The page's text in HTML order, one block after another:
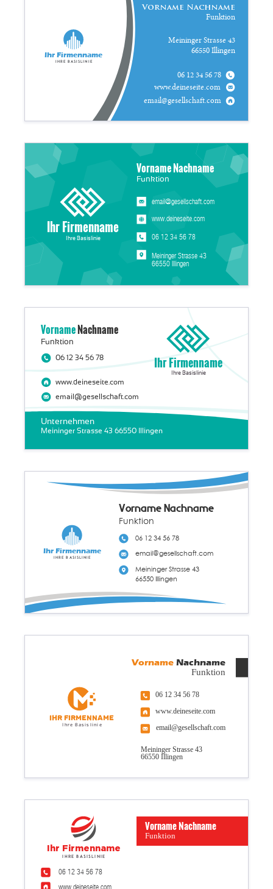
Funktion
Vorname Nachname
06 12 34 56 78
www.deineseite.com
email@gesellschaft.com
Meininger Strasse 43
66550 Illingen
Ihr Firmenname
Ihre Basislinie
06 12 34 56 78
Meininger Strasse 43
66550 Illingen
www.deineseite.com
Funktion
email@gesellschaft.com
Vorname Nachname
Ihr Firmenname
Ihre Basislinie
Ihr Firmenname
Ihre Basislinie
Unternehmen
Meininger Strasse 43 66550 Illingen
email@gesellschaft.com
06 12 34 56 78
www.deineseite.com
Funktion
VornameNachname
06 12 34 56 78
email@gesellschaft.com
Meininger Strasse 43
66550 Illingen
Funktion
Vorname Nachname
Ihr Firmenname
Ihre Basislinie
06 12 34 56 78
www.deineseite.com
email@gesellschaft.com
Meininger Strasse 43
66550 Illingen
Funktion
VornameNachname
Ihr Firmenname
Ihre Basislinie
www.deineseite.com
06 12 34 56 78
Funktion
Vorname Nachname
Ihr Firmenname
Ihre Basislinie